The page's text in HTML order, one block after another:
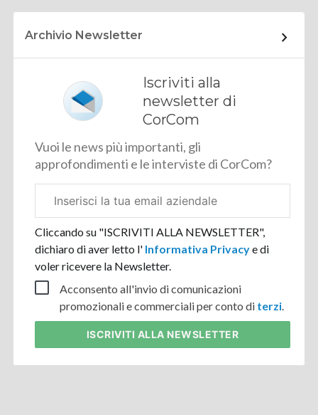
Archivio Newsletter
Iscriviti alla
newsletter di
CorCom
Vuoi le news più importanti, gli
approfondimenti e le interviste di CorCom?
aziendale
Cliccando su "ISCRIVITI ALLA NEWSLETTER",
dichiaro di aver letto l' Informativa Privacye di
voler ricevere la Newsletter.
Acconsento all'invio di comunicazioni
promozionali e commerciali per conto di terzi.
ISCRIVITI ALLA NEWSLETTER